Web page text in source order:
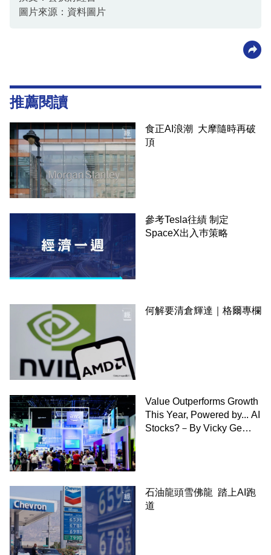
圖片來源：資料圖片
推薦閱讀
食正AI浪潮 大摩隨時再破
頂
參考Tesla往績 制定
SpaceX出入巿策略
何解要清倉輝達｜格爾專欄
Value Outperforms Growth
This Year, Powered by... AI
Stocks?－By Vicky Ge
石油龍頭雪佛龍 踏上AI跑
道